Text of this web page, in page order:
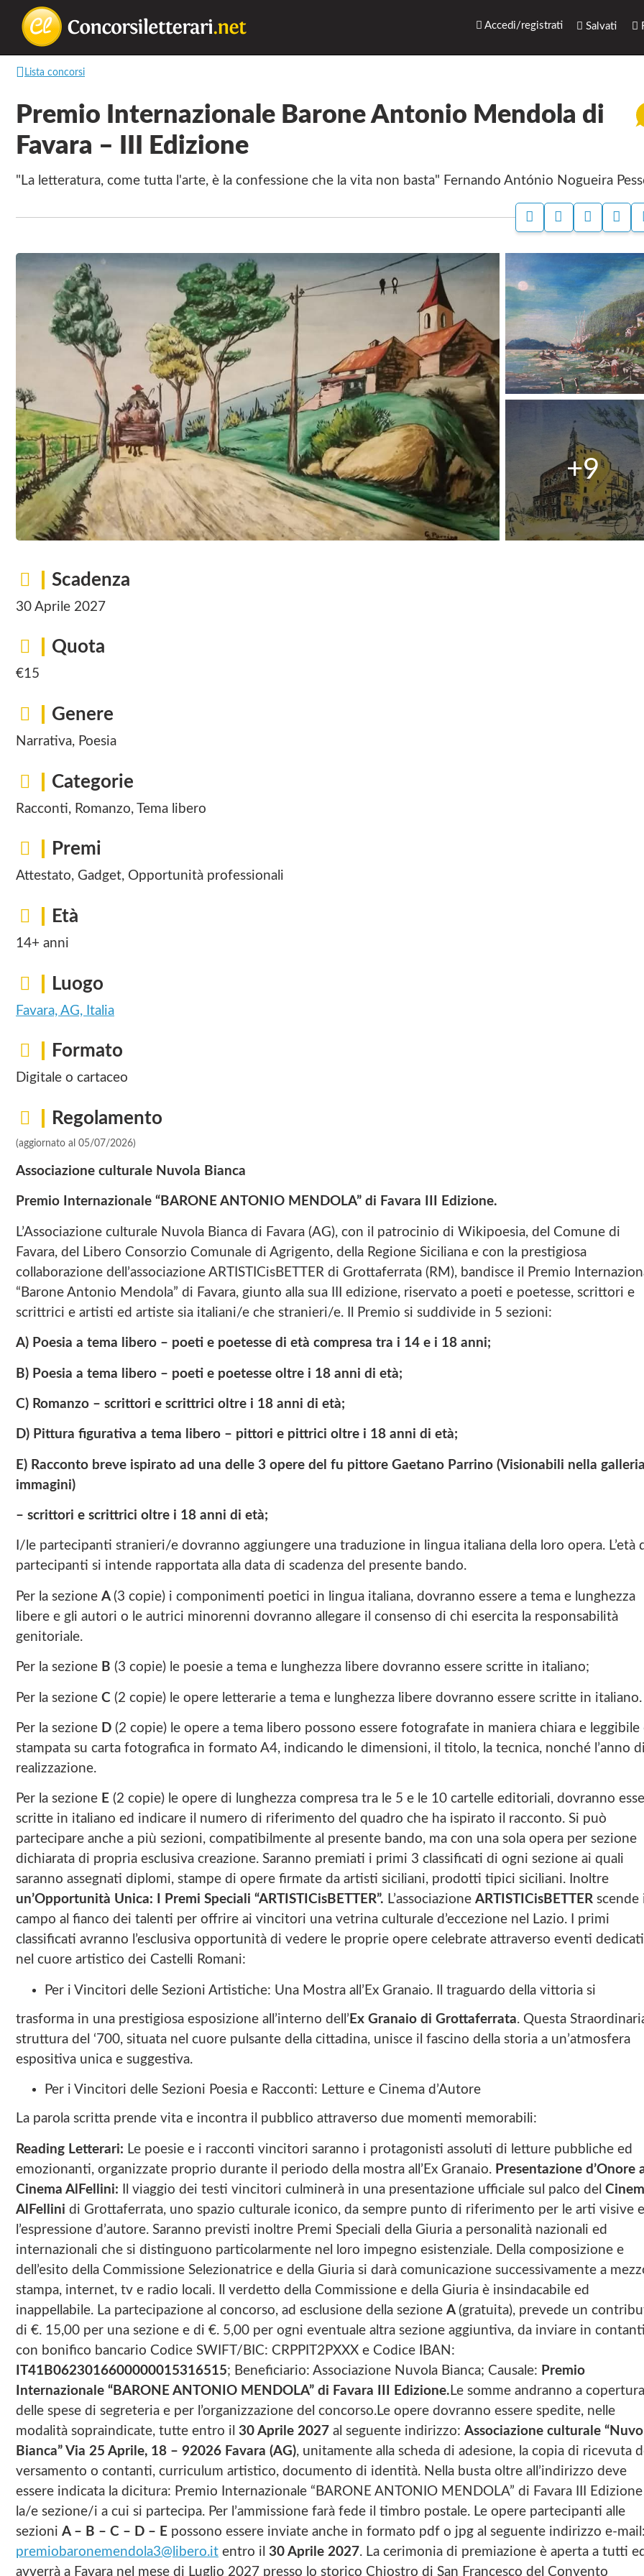
non
permette
di
ma
Accedi/registrati Salvati
Lista concorsi
Premio Internazionale Barone Antonio Mendola di
Favara – III Edizione
"La letteratura, come tutta l'arte, è la confessione che la vita non basta" Fernando António Nogueira
C
E
D
I
P
E
A
G
G
I
U
A
I
P
R
F
C
E
D
P
E
R
N
A
S
C
O
D
E
R
E
I
L
B
A
N
D
T
M
P
A
E
N
A
A
B
A
N
D
O
Scadenza
30 Aprile 2027
Quota
€15
Genere
Narrativa, Poesia
Categorie
Racconti, Romanzo, Tema libero
Premi
Attestato, Gadget, Opportunità professionali
Età
14+ anni
Luogo
Favara, AG, Italia
Formato
Digitale o cartaceo
Regolamento
(aggiornato al 05/07/2026)
Associazione culturale Nuvola Bianca
Premio Internazionale “BARONE ANTONIO MENDOLA” di Favara III Edizione.
L’Associazione culturale Nuvola Bianca di Favara (AG), con il patrocinio di Wikipoesia, del Comune di
Favara, del Libero Consorzio Comunale di Agrigento, della Regione Siciliana e con la prestigiosa
collaborazione dell’associazione ARTISTICisBETTER di Grottaferrata (RM), bandisce il Premio
“Barone Antonio Mendola” di Favara, giunto alla sua III edizione, riservato a poeti e poetesse, scrittori e
scrittrici e artisti ed artiste sia italiani/e che stranieri/e. Il Premio si suddivide in 5 sezioni:
A) Poesia a tema libero – poeti e poetesse di età compresa tra i 14 e i 18 anni;
B) Poesia a tema libero – poeti e poetesse oltre i 18 anni di età;
C) Romanzo – scrittori e scrittrici oltre i 18 anni di età;
D) Pittura figurativa a tema libero – pittori e pittrici oltre i 18 anni di età;
E) Racconto breve ispirato ad una delle 3 opere del fu pittore Gaetano Parrino (Visionabili nella
immagini)
– scrittori e scrittrici oltre i 18 anni di età;
I/le partecipanti stranieri/e dovranno aggiungere una traduzione in lingua italiana della loro opera. L’età
partecipanti si intende rapportata alla data di scadenza del presente bando.
Per la sezione A (3 copie) i componimenti poetici in lingua italiana, dovranno essere a tema e lunghezza
libere e gli autori o le autrici minorenni dovranno allegare il consenso di chi esercita la responsabilità
genitoriale.
Per la sezione B (3 copie) le poesie a tema e lunghezza libere dovranno essere scritte in italiano;
Per la sezione C (2 copie) le opere letterarie a tema e lunghezza libere dovranno essere scritte in italiano.
Per la sezione D (2 copie) le opere a tema libero possono essere fotografate in maniera chiara e leggibile
stampata su carta fotografica in formato A4, indicando le dimensioni, il titolo, la tecnica, nonché l’anno
realizzazione.
Per la sezione E (2 copie) le opere di lunghezza compresa tra le 5 e le 10 cartelle editoriali, dovranno
scritte in italiano ed indicare il numero di riferimento del quadro che ha ispirato il racconto. Si può
partecipare anche a più sezioni, compatibilmente al presente bando, ma con una sola opera per sezione
dichiarata di propria esclusiva creazione. Saranno premiati i primi 3 classificati di ogni sezione ai quali
saranno assegnati diplomi, stampe di opere firmate da artisti siciliani, prodotti tipici siciliani. Inoltre
un’Opportunità Unica: I Premi Speciali “ARTISTICisBETTER”. L’associazione ARTISTICisBETTER scende
campo al fianco dei talenti per offrire ai vincitori una vetrina culturale d’eccezione nel Lazio. I primi
classificati avranno l’esclusiva opportunità di vedere le proprie opere celebrate attraverso eventi dedicati
nel cuore artistico dei Castelli Romani:
Per i Vincitori delle Sezioni Artistiche: Una Mostra all’Ex Granaio. Il traguardo della vittoria si
trasforma in una prestigiosa esposizione all’interno dell’ Ex Granaio di Grottaferrata. Questa
struttura del ‘700, situata nel cuore pulsante della cittadina, unisce il fascino della storia a un’atmosfera
espositiva unica e suggestiva.
Per i Vincitori delle Sezioni Poesia e Racconti: Letture e Cinema d’Autore
La parola scritta prende vita e incontra il pubblico attraverso due momenti memorabili:
Reading Letterari: Le poesie e i racconti vincitori saranno i protagonisti assoluti di letture pubbliche ed
emozionanti, organizzate proprio durante il periodo della mostra all’Ex Granaio. Presentazione d’Onore
Cinema AlFellini:
Il viaggio dei testi vincitori culminerà in una presentazione ufficiale sul palco del
AlFellini di Grottaferrata, uno spazio culturale iconico, da sempre punto di riferimento per le arti visive e
l’espressione d’autore. Saranno previsti inoltre Premi Speciali della Giuria a personalità nazionali ed
internazionali che si distinguono particolarmente nel loro impegno esistenziale. Della composizione e
dell’esito della Commissione Selezionatrice e della Giuria si darà comunicazione successivamente a
stampa, internet, tv e radio locali. Il verdetto della Commissione e della Giuria è insindacabile ed
inappellabile. La partecipazione al concorso, ad esclusione della sezione A (gratuita), prevede un
di €. 15,00 per una sezione e di €. 5,00 per ogni eventuale altra sezione aggiuntiva, da inviare in
con bonifico bancario Codice SWIFT/BIC: CRPPIT2PXXX e Codice IBAN:
IT41B0623016600000015316515; Beneficiario: Associazione Nuvola Bianca; Causale: Premio
Internazionale “BARONE ANTONIO MENDOLA” di Favara III Edizione. Le somme andranno a copertura
delle spese di segreteria e per l’organizzazione del concorso.Le opere dovranno essere spedite, nelle
modalità sopraindicate, tutte entro il 30 Aprile 2027 al seguente indirizzo: Associazione culturale
Bianca” Via 25 Aprile, 18 – 92026 Favara (AG), unitamente alla scheda di adesione, la copia di ricevuta
versamento o contanti, curriculum artistico, documento di identità. Nella busta oltre all’indirizzo deve
essere indicata la dicitura: Premio Internazionale “BARONE ANTONIO MENDOLA” di Favara III
la/e sezione/i a cui si partecipa. Per l’ammissione farà fede il timbro postale. Le opere partecipanti alle
sezioni A – B – C – D – E possono essere inviate anche in formato pdf o jpg al seguente indirizzo e-
premiobaronemendola3@libero.it entro il 30 Aprile 2027. La cerimonia di premiazione è aperta a tutti
avverrà a Favara nel mese di Luglio 2027 presso lo storico Chiostro di San Francesco del Convento